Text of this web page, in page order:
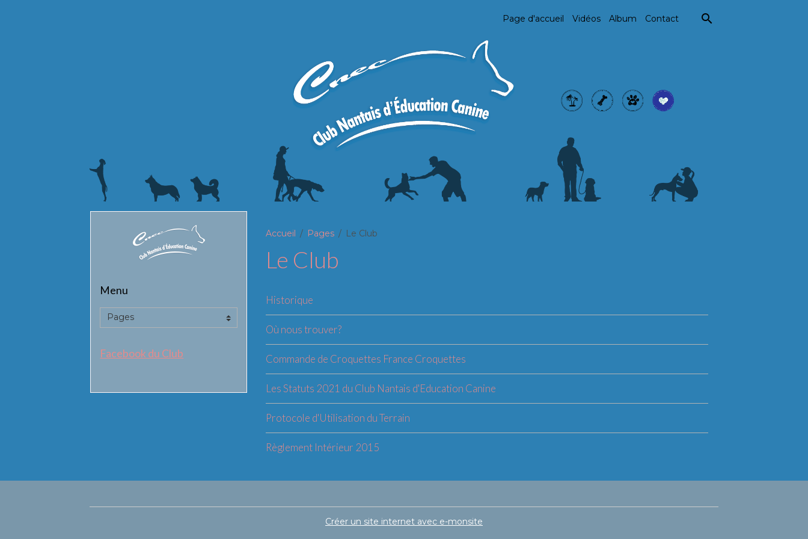
Page d'accueil Vidéos Album Contact
Accueil Pages Le Club
Le Club
Historique
Où nous trouver?
Commande de Croquettes France Croquettes
Les Statuts 2021 du Club Nantais d'Education Canine
Protocole d'Utilisation du Terrain
Règlement Intérieur 2015
Menu
Facebook du Club
Créer un site internet avec e-monsite